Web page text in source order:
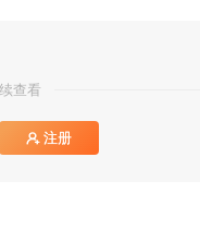
查看
注册